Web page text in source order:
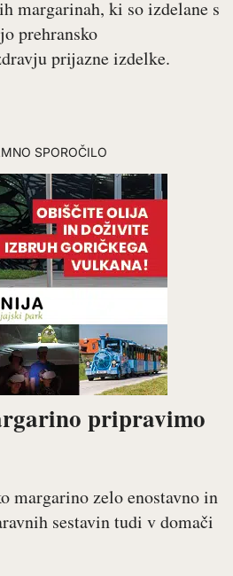
margarinah, ki so izdelane s
prehransko
prijazne izdelke.
SPOROČILO
pripravimo
margarino zelo enostavno in
sestavin tudi v domači